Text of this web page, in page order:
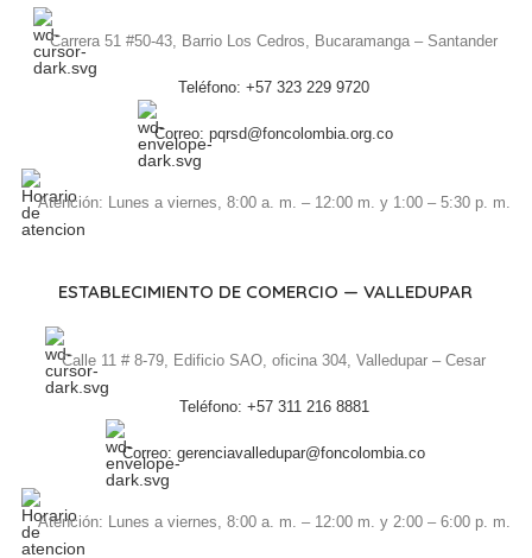
Carrera 51 #50-43, Barrio Los Cedros, Bucaramanga – Santander
Teléfono: +57 323 229 9720
Correo: pqrsd@foncolombia.org.co
Atención: Lunes a viernes, 8:00 a. m. – 12:00 m. y 1:00 – 5:30 p. m.
ESTABLECIMIENTO DE COMERCIO — VALLEDUPAR
Calle 11 # 8-79, Edificio SAO, oficina 304, Valledupar – Cesar
Teléfono: +57 311 216 8881
Correo: gerenciavalledupar@foncolombia.co
Atención: Lunes a viernes, 8:00 a. m. – 12:00 m. y 2:00 – 6:00 p. m.